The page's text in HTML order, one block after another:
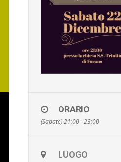
ORARIO
(Sabato) 21:00 - 23:00
LUOGO